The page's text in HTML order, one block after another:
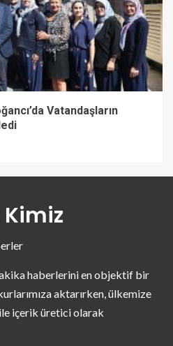
Vatandaşların
Kimiz
haberlerini en objektif bir
aktarırken, ülkemize
içerik üretici olarak